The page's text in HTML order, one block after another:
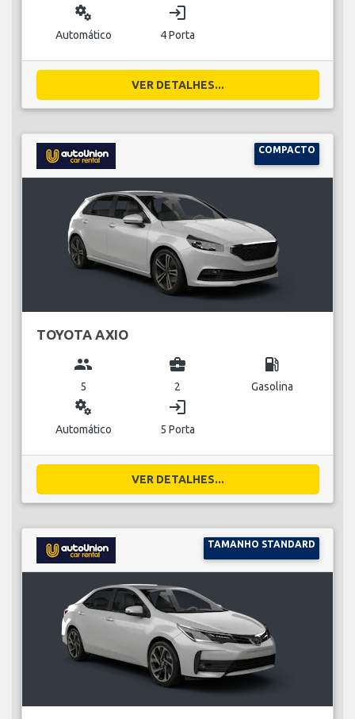
miscellaneous_services
Automático
login
4 Porta
VER DETALHES...
COMPACTO
TOYOTA AXIO
group
5
business_center
2
local_gas_station
Gasolina
miscellaneous_services
Automático
login
5 Porta
VER DETALHES...
TAMANHO STANDARD